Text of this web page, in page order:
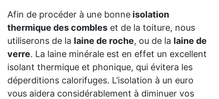
Afin de procéder à une bonne isolation
thermique des combles et de la toiture, nous
utiliserons de la laine de roche, ou de la laine de
verre. La laine minérale est en effet un excellent
isolant thermique et phonique, qui évitera les
déperditions calorifuges. L’isolation à un euro
vous aidera considérablement à diminuer vos